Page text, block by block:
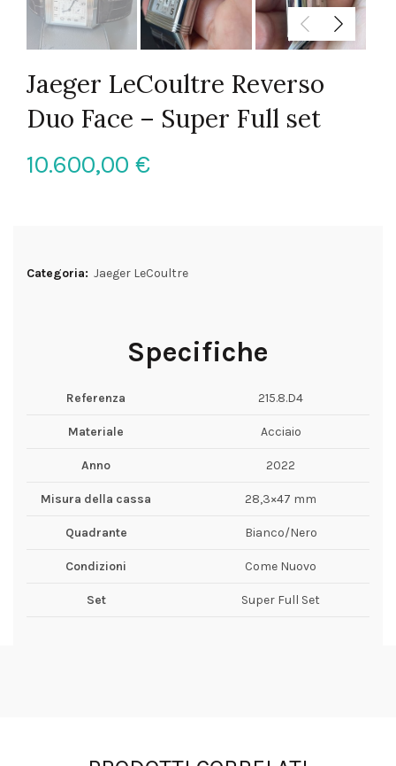
Jaeger LeCoultre Reverso
Duo Face – Super Full set
10.600,00 €
Categoria: Jaeger LeCoultre
Specifiche
Referenza 215.8.D4
Materiale Acciaio
Anno 2022
Misura della cassa 28,3×47 mm
Quadrante Bianco/Nero
Condizioni Come Nuovo
Set Super Full Set